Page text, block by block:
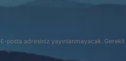
E-posta adresiniz yayınlanmayacak. Gerekli